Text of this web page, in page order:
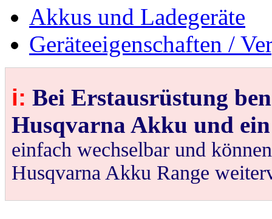
Akkus und Ladegeräte
Geräteeigenschaften /
i: Bei Erstausrüstung
Husqvarna Akku und
einfach wechselbar und
Husqvarna Akku Range